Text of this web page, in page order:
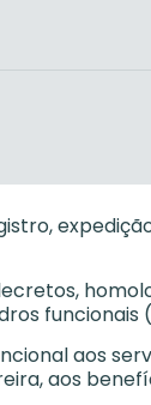
funcionais
aos
aos